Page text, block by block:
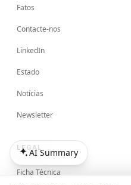
Fatos
Contacte-nos
LinkedIn
Estado
Notícias
Newsletter
LEGAL
Ficha Técnica
AI Summary
AI Summary